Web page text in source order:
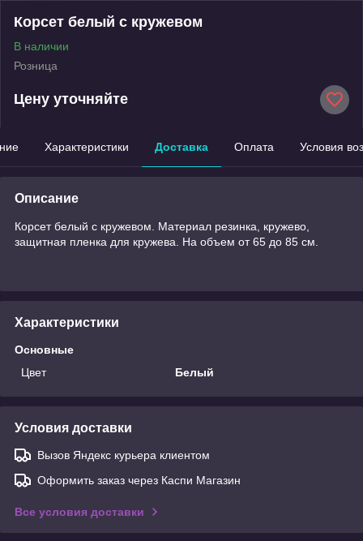
Корсет белый с кружевом
В наличии
Розница
Цену уточняйте
Характеристики Доставка Оплата Условия
Описание
Корсет белый с кружевом. Материал резинка, кружево,
защитная пленка для кружева. На объем от 65 до 85 см.
Характеристики
Основные
Цвет
Белый
Условия доставки
Вызов Яндекс курьера клиентом
Оформить заказ через Каспи Магазин
Все условия доставки